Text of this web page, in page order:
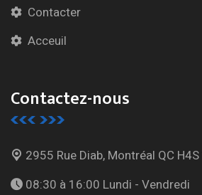
Contacter
Acceuil
Contactez-nous
2955 Rue Diab, Montréal QC
08:30 à 16:00 Lundi - Vendredi